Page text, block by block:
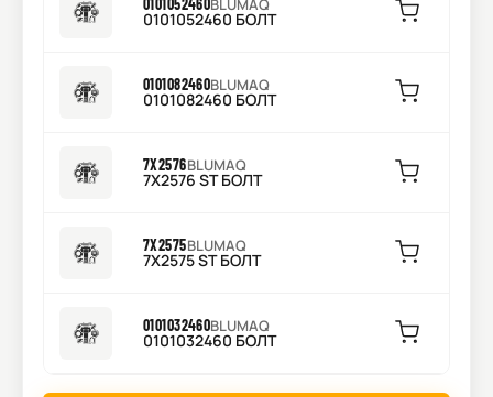
0101052460BLUMAQ
0101052460 БОЛТ
0101082460BLUMAQ
0101082460 БОЛТ
7X2576BLUMAQ
7X2576 ST БОЛТ
7X2575BLUMAQ
7X2575 ST БОЛТ
0101032460BLUMAQ
0101032460 БОЛТ